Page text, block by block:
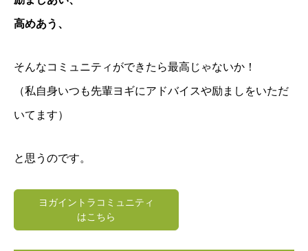
高めあう、
そんなコミュニティができたら最高じゃないか！
（私自身いつも先輩ヨギにアドバイスや励ましをいただ
いてます）
と思うのです。
ヨガイントラコミュニティ
はこちら